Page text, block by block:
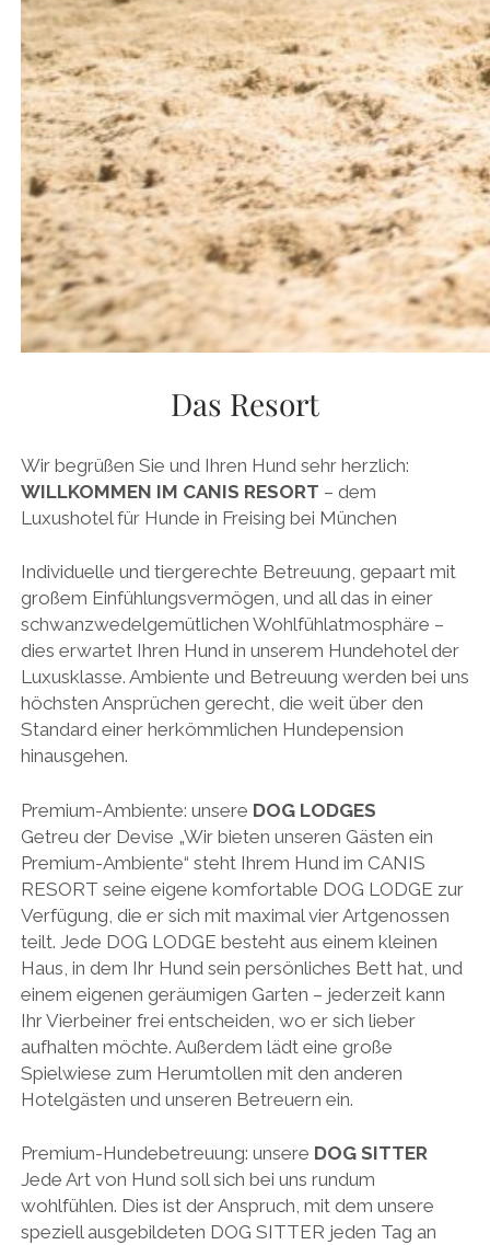
Das Resort
Wir begrüßen Sie und Ihren Hund sehr herzlich:
WILLKOMMEN IM CANIS RESORT – dem
Luxushotel für Hunde in Freising bei München
Individuelle und tiergerechte Betreuung, gepaart mit
großem Einfühlungsvermögen, und all das in einer
schwanzwedelgemütlichen Wohlfühlatmosphäre –
dies erwartet Ihren Hund in unserem Hundehotel der
Luxusklasse. Ambiente und Betreuung werden bei uns
höchsten Ansprüchen gerecht, die weit über den
Standard einer herkömmlichen Hundepension
hinausgehen.
Premium-Ambiente: unsere DOG LODGES
Getreu der Devise „Wir bieten unseren Gästen ein
Premium-Ambiente“ steht Ihrem Hund im CANIS
RESORT seine eigene komfortable DOG LODGE zur
Verfügung, die er sich mit maximal vier Artgenossen
teilt. Jede DOG LODGE besteht aus einem kleinen
Haus, in dem Ihr Hund sein persönliches Bett hat, und
einem eigenen geräumigen Garten – jederzeit kann
Ihr Vierbeiner frei entscheiden, wo er sich lieber
aufhalten möchte. Außerdem lädt eine große
Spielwiese zum Herumtollen mit den anderen
Hotelgästen und unseren Betreuern ein.
Premium-Hundebetreuung: unsere DOG SITTER
Jede Art von Hund soll sich bei uns rundum
wohlfühlen. Dies ist der Anspruch, mit dem unsere
speziell ausgebildeten DOG SITTER jeden Tag an